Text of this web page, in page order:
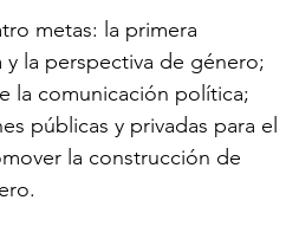
metas: la primera
la perspectiva de género;
la comunicación política;
públicas y privadas para el
la construcción de